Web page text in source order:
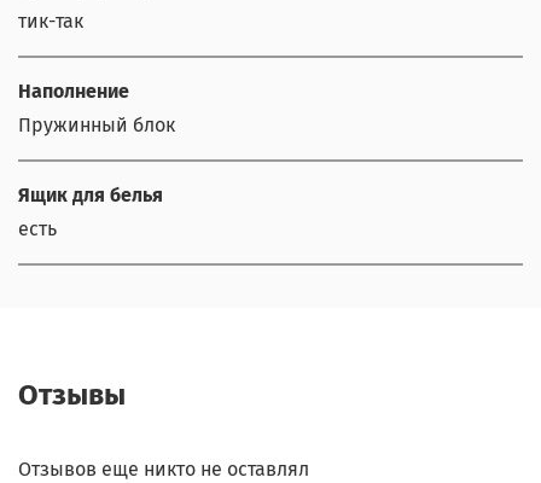
тик-так
Наполнение
Пружинный блок
Ящик для белья
есть
Отзывы
Отзывов еще никто не оставлял